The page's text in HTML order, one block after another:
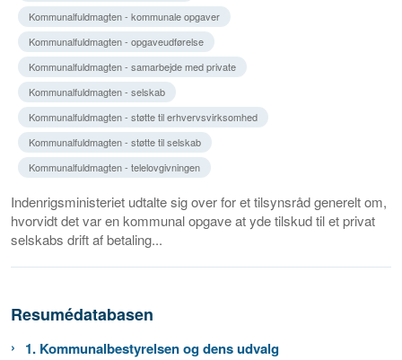
Kommunalfuldmagten - kommunale opgaver
Kommunalfuldmagten - opgaveudførelse
Kommunalfuldmagten - samarbejde med private
Kommunalfuldmagten - selskab
Kommunalfuldmagten - støtte til erhvervsvirksomhed
Kommunalfuldmagten - støtte til selskab
Kommunalfuldmagten - telelovgivningen
Indenrigsministeriet udtalte sig over for et tilsynsråd generelt om,
hvorvidt det var en kommunal opgave at yde tilskud til et privat
selskabs drift af betaling...
Resumédatabasen
1. Kommunalbestyrelsen og dens udvalg